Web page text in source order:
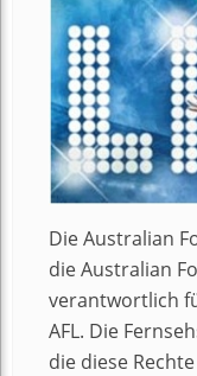
Die Australian
die Australian
verantwortlich
AFL. Die
die diese